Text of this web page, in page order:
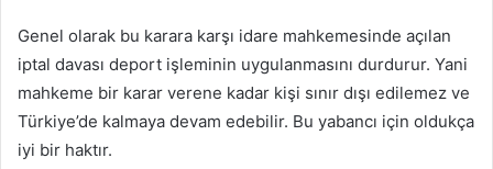
Genel olarak bu karara karşı idare mahkemesinde açılan
iptal davası deport işleminin uygulanmasını durdurur. Yani
mahkeme bir karar verene kadar kişi sınır dışı edilemez ve
Türkiye’de kalmaya devam edebilir. Bu yabancı için oldukça
iyi bir haktır.